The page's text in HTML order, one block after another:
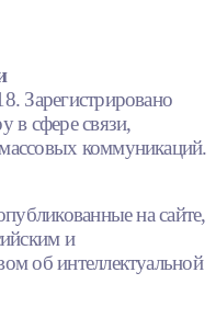
Зарегистрировано
в сфере связи,
коммуникаций.
на сайте,
и
об интеллектуальной